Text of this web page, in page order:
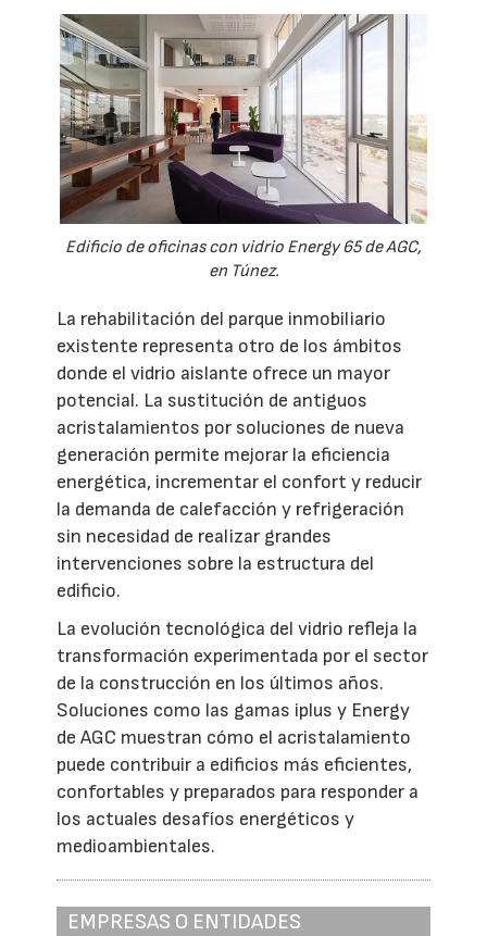
Edificio de oficinas con vidrio Energy 65 de AGC,
en Túnez.
La rehabilitación del parque inmobiliario
existente representa otro de los ámbitos
donde el vidrio aislante ofrece un mayor
potencial. La sustitución de antiguos
acristalamientos por soluciones de nueva
generación permite mejorar la eficiencia
energética, incrementar el confort y reducir
la demanda de calefacción y refrigeración
sin necesidad de realizar grandes
intervenciones sobre la estructura del
edificio.
La evolución tecnológica del vidrio refleja la
transformación experimentada por el sector
de la construcción en los últimos años.
Soluciones como las gamas iplus y Energy
de AGC muestran cómo el acristalamiento
puede contribuir a edificios más eficientes,
confortables y preparados para responder a
los actuales desafíos energéticos y
medioambientales.
EMPRESAS O ENTIDADES